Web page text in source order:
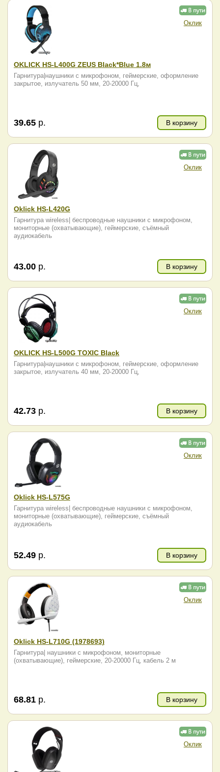
Оклик
OKLICK HS-L400G ZEUS Black*Blue 1.8м
Гарнитура|наушники с микрофоном, геймерские, оформление
закрытое, излучатель 50 мм, 20-20000 Гц,
39.65 р. В корзину
Оклик
Oklick HS-L420G
Гарнитура wireless| беспроводные наушники с микрофоном,
мониторные (охватывающие), геймерские, съёмный
аудиокабель
43.00 р. В корзину
Оклик
OKLICK HS-L500G TOXIC Black
Гарнитура|наушники с микрофоном, геймерские, оформление
закрытое, излучатель 40 мм, 20-20000 Гц,
42.73 р. В корзину
Оклик
Oklick HS-L575G
Гарнитура wireless| беспроводные наушники с микрофоном,
мониторные (охватывающие), геймерские, съёмный
аудиокабель
52.49 р. В корзину
Оклик
Oklick HS-L710G (1978693)
Гарнитура| наушники с микрофоном, мониторные
(охватывающие), геймерские, 20-20000 Гц, кабель 2 м
68.81 р. В корзину
Оклик